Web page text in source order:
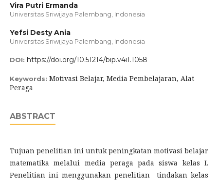
Vira Putri Ermanda
Universitas Sriwijaya Palembang, Indonesia
Yefsi Desty Ania
Universitas Sriwijaya Palembang, Indonesia
DOI: https://doi.org/10.51214/bip.v4i1.1058
Keywords: Motivasi Belajar, Media Pembelajaran, Alat
Peraga
ABSTRACT
Tujuan penelitian ini untuk peningkatan motivasi belajar
matematika melalui media peraga pada siswa kelas I.
Penelitian ini menggunakan penelitian tindakan kelas